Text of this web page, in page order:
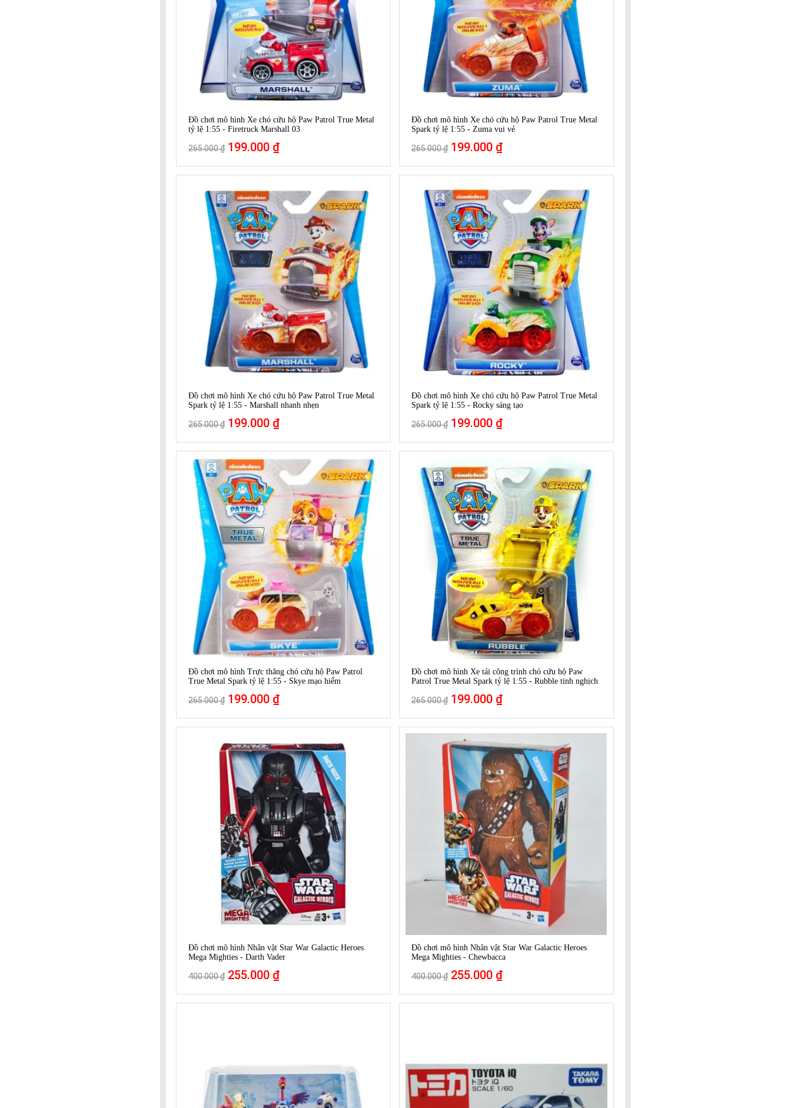
Đồ chơi mô hình Xe chó cứu hộ Paw Patrol True Metal
tỷ lệ 1:55 - Firetruck Marshall 03
265.000 ₫ 199.000 ₫
Đồ chơi mô hình Xe chó cứu hộ Paw Patrol True Metal
Spark tỷ lệ 1:55 - Zuma vui vẻ
265.000 ₫ 199.000 ₫
Đồ chơi mô hình Xe chó cứu hộ Paw Patrol True Metal
Spark tỷ lệ 1:55 - Marshall nhanh nhẹn
265.000 ₫ 199.000 ₫
Đồ chơi mô hình Xe chó cứu hộ Paw Patrol True Metal
Spark tỷ lệ 1:55 - Rocky sáng tạo
265.000 ₫ 199.000 ₫
Đồ chơi mô hình Trực thăng chó cứu hộ Paw Patrol
True Metal Spark tỷ lệ 1:55 - Skye mạo hiểm
265.000 ₫ 199.000 ₫
Đồ chơi mô hình Xe tải công trình chó cứu hộ Paw
Patrol True Metal Spark tỷ lệ 1:55 - Rubble tinh nghịch
265.000 ₫ 199.000 ₫
Đồ chơi mô hình Nhân vật Star War Galactic Heroes
Mega Mighties - Darth Vader
400.000 ₫ 255.000 ₫
Đồ chơi mô hình Nhân vật Star War Galactic Heroes
Mega Mighties - Chewbacca
400.000 ₫ 255.000 ₫